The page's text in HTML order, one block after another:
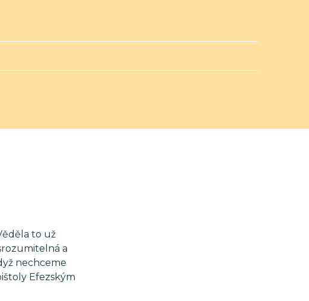
to už
a
nechceme
Efezským